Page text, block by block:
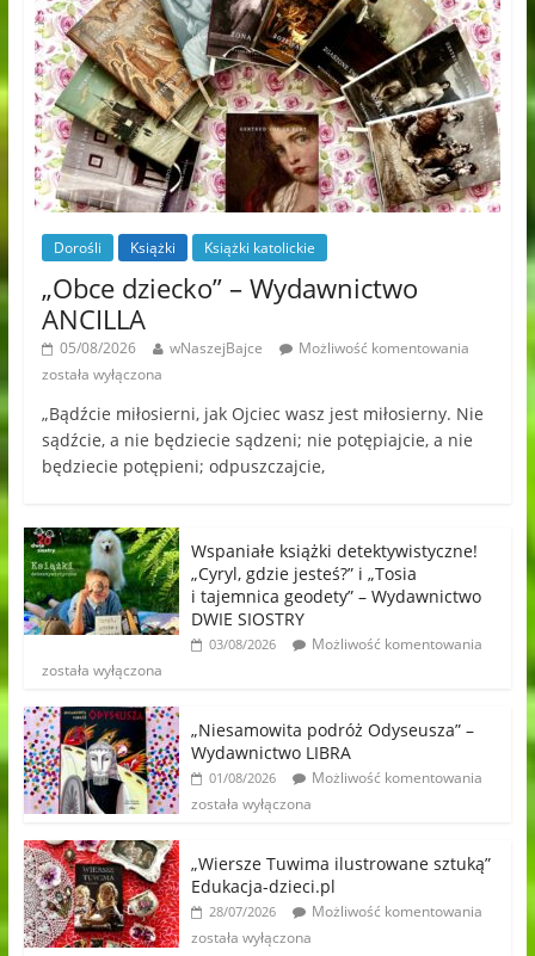
Dorośli Książki Książki katolickie
„Obce dziecko” – Wydawnictwo
ANCILLA
05/08/2026 wNaszejBajce
Możliwość komentowania
została wyłączona
„Bądźcie miłosierni, jak Ojciec wasz jest miłosierny. Nie
sądźcie, a nie będziecie sądzeni; nie potępiajcie, a nie
będziecie potępieni; odpuszczajcie,
Wspaniałe książki detektywistyczne!
„Cyryl, gdzie jesteś?” i „Tosia
i tajemnica geodety” – Wydawnictwo
DWIE SIOSTRY
03/08/2026
Możliwość komentowania
została wyłączona
„Niesamowita podróż Odyseusza” –
Wydawnictwo LIBRA
01/08/2026
Możliwość komentowania
została wyłączona
„Wiersze Tuwima ilustrowane sztuką”
Edukacja-dzieci.pl
28/07/2026
Możliwość komentowania
została wyłączona